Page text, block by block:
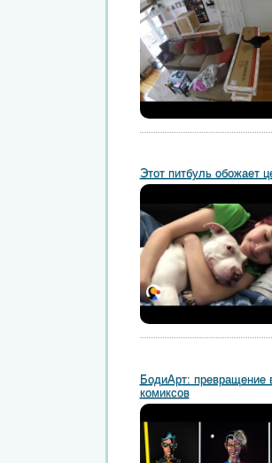
Этот питбуль обожает
БодиАрт: превращение
комиксов